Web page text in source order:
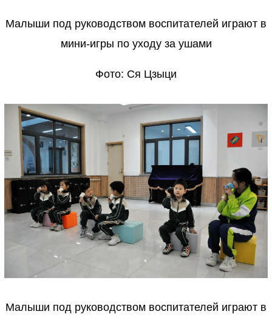
Малыши под руководством воспитателей играют в
мини-игры по уходу за ушами
Фото: Ся Цзыци
Малыши под руководством воспитателей играют в